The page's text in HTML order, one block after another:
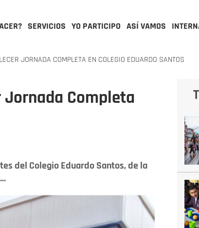
SERVICIOS YO PARTICIPO ASÍ VAMOS
JORNADA COMPLETA EN COLEGIO EDUARDO SANTOS
Completa
del Colegio Eduardo Santos, de la